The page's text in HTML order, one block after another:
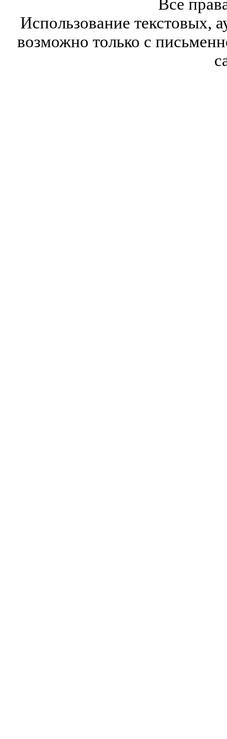
Все
Использование текстовых,
возможно только с